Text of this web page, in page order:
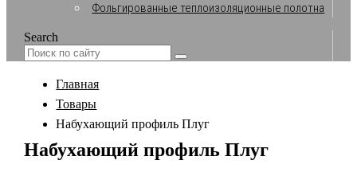
Фольгированные теплоизоляционные полотна
Search
Главная
Товары
Набухающий профиль Плуг
Набухающий профиль Плуг